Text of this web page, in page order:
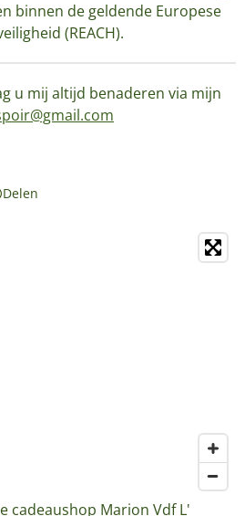
binnen de geldende Europese
(REACH).
u mij altijd benaderen via mijn
Delen
cadeaushop Marion Vdf L'